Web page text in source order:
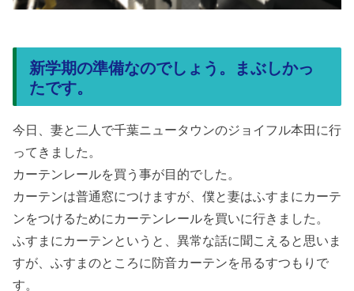
新学期の準備なのでしょう。まぶしかっ
たです。
今日、妻と二人で千葉ニュータウンのジョイフル本田に行
ってきました。
カーテンレールを買う事が目的でした。
カーテンは普通窓につけますが、僕と妻はふすまにカーテ
ンをつけるためにカーテンレールを買いに行きました。
ふすまにカーテンというと、異常な話に聞こえると思いま
すが、ふすまのところに防音カーテンを吊るすつもりで
す。